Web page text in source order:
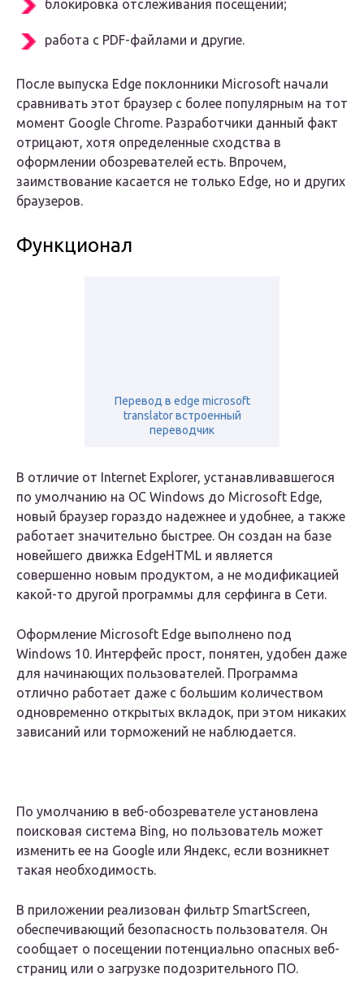
блокировка отслеживания посещений;
работа с PDF-файлами и другие.
После выпуска Edge поклонники Microsoft начали
сравнивать этот браузер с более популярным на тот
момент Google Chrome. Разработчики данный факт
отрицают, хотя определенные сходства в
оформлении обозревателей есть. Впрочем,
заимствование касается не только Edge, но и других
браузеров.
Функционал
Перевод в edge microsoft
translator встроенный
переводчик
В отличие от Internet Explorer, устанавливавшегося
по умолчанию на ОС Windows до Microsoft Edge,
новый браузер гораздо надежнее и удобнее, а также
работает значительно быстрее. Он создан на базе
новейшего движка EdgeHTML и является
совершенно новым продуктом, а не модификацией
какой-то другой программы для серфинга в Сети.
Оформление Microsoft Edge выполнено под
Windows 10. Интерфейс прост, понятен, удобен даже
для начинающих пользователей. Программа
отлично работает даже с большим количеством
одновременно открытых вкладок, при этом никаких
зависаний или торможений не наблюдается.
По умолчанию в веб-обозревателе установлена
поисковая система Bing, но пользователь может
изменить ее на Google или Яндекс, если возникнет
такая необходимость.
В приложении реализован фильтр SmartScreen,
обеспечивающий безопасность пользователя. Он
сообщает о посещении потенциально опасных веб-
страниц или о загрузке подозрительного ПО.